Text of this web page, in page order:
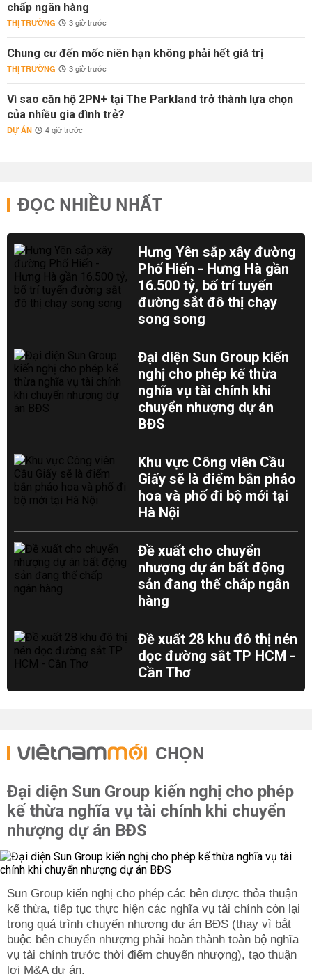
chấp ngân hàng
THỊ TRƯỜNG 3 giờ trước
Chung cư đến mốc niên hạn không phải hết giá trị
THỊ TRƯỜNG 3 giờ trước
Vì sao căn hộ 2PN+ tại The Parkland trở thành lựa chọn
của nhiều gia đình trẻ?
DỰ ÁN 4 giờ trước
ĐỌC NHIỀU NHẤT
Hưng Yên sắp xây đường
Phố Hiến - Hưng Hà gần
16.500 tỷ, bố trí tuyến
đường sắt đô thị chạy
song song
Đại diện Sun Group kiến
nghị cho phép kế thừa
nghĩa vụ tài chính khi
chuyển nhượng dự án
BĐS
Khu vực Công viên Cầu
Giấy sẽ là điểm bắn pháo
hoa và phố đi bộ mới tại
Hà Nội
Đề xuất cho chuyển
nhượng dự án bất động
sản đang thế chấp ngân
hàng
Đề xuất 28 khu đô thị nén
dọc đường sắt TP HCM -
Cần Thơ
CHỌN
Đại diện Sun Group kiến nghị cho phép
kế thừa nghĩa vụ tài chính khi chuyển
nhượng dự án BĐS
Sun Group kiến nghị cho phép các bên được thỏa thuận
kế thừa, tiếp tục thực hiện các nghĩa vụ tài chính còn lại
trong quá trình chuyển nhượng dự án BĐS (thay vì bắt
buộc bên chuyển nhượng phải hoàn thành toàn bộ nghĩa
vụ tài chính trước thời điểm chuyển nhượng), tạo thuận
lợi M&A dự án.